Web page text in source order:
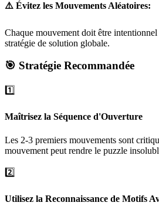
⚠️ Évitez les Mouvements Aléatoires:
Chaque mouvement doit être
stratégie de solution globale.
🎯 Stratégie Recommandée
1️⃣
Maîtrisez la Séquence d'Ouverture
Les 2-3 premiers mouvements sont
mouvement peut rendre le puzzle
2️⃣
Utilisez la Reconnaissance de Motifs